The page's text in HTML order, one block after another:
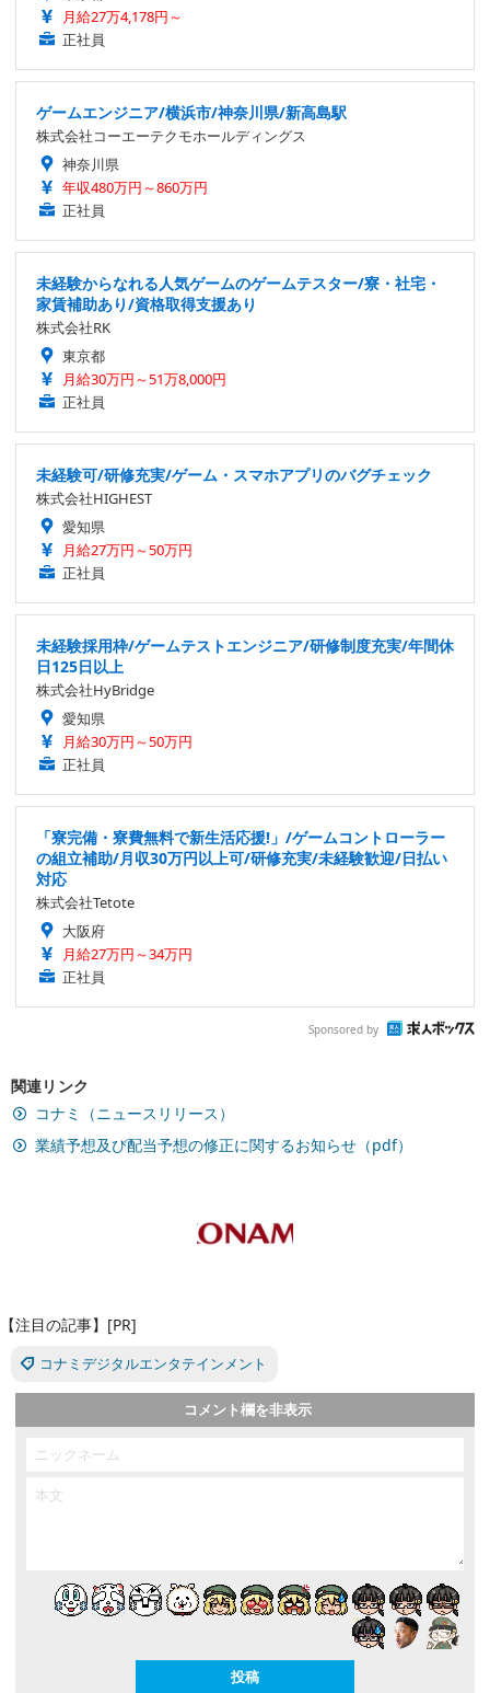
月給27万4,178円～
正社員
ゲームエンジニア/横浜市/神奈川県/新高島駅
株式会社コーエーテクモホールディングス
神奈川県
年収480万円～860万円
正社員
未経験からなれる人気ゲームのゲームテスター/寮・社宅・
家賃補助あり/資格取得支援あり
株式会社RK
東京都
月給30万円～51万8,000円
正社員
未経験可/研修充実/ゲーム・スマホアプリのバグチェック
株式会社HIGHEST
愛知県
月給27万円～50万円
正社員
未経験採用枠/ゲームテストエンジニア/研修制度充実/年間休
日125日以上
株式会社HyBridge
愛知県
月給30万円～50万円
正社員
「寮完備・寮費無料で新生活応援!」/ゲームコントローラー
の組立補助/月収30万円以上可/研修充実/未経験歓迎/日払い
対応
株式会社Tetote
大阪府
月給27万円～34万円
正社員
Sponsored by
関連リンク
コナミ（ニュースリリース）
業績予想及び配当予想の修正に関するお知らせ（pdf）
【注目の記事】[PR]
コナミデジタルエンタテインメント
コメント欄を非表示